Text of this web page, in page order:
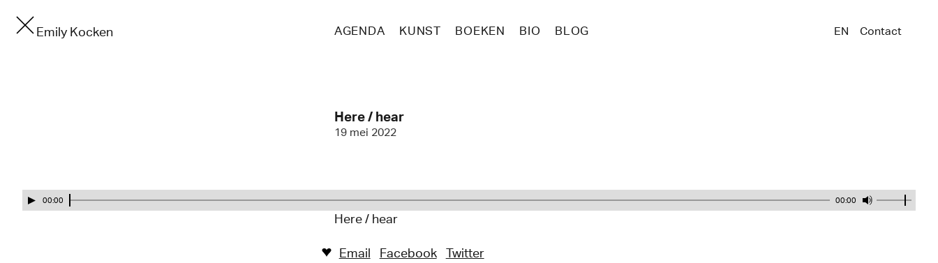
Emily Kocken AGENDA KUNST BOEKEN BIO BLOG EN Contact
Here / hear
19 mei 2022
00:00 00:00
Here / hear
♥︎ Email Facebook Twitter